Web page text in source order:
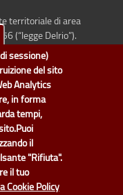
territoriale di area
(“legge Delrio”).
"Open Data" della
.
Sistemi Informativi. Ogni
"dati" e "dataset".
| Statistiche
sessione)
del sito
Analytics
in forma
tempi,
il
"Rifiuta".
il tuo
Cookie Policy